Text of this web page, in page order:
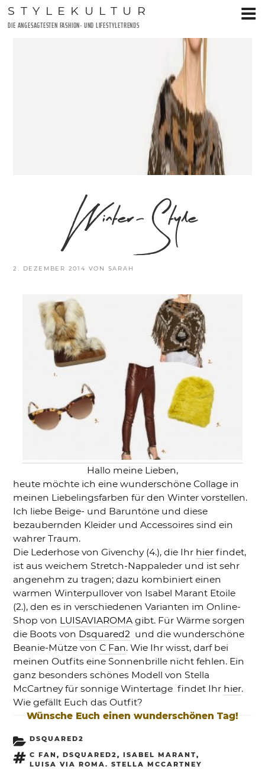
Zum
Inhalt
STYLEKULTUR
DIE ANGESAGTESTEN FASHION- UND LIFESTYLETRENDS
VERÖFFENTLICHT
2. DEZEMBER 2014 VON SARAH
Winter-Style
Hallo meine Lieben,
heute möchte ich eine wunderschöne Collage in
meinen Liebelingsfarben für den Winter vorstellen.
Ich liebe Beige- und Baruntöne und diese
bezaubernden Kleider und Accessoires sind ein
wahrer Traum.
Die Lederhose von Givenchy (4.), die Ihr hier findet,
ist aus weichem Stretch-Nappaleder und ist sehr
angenehm zu tragen; dazu kombiniert einen
warmen Winterpullover von Isabel Marant Etoile
(2.), den es in verschiedenen Varianten im Online-
Shop von LUISAVIAROMA gibt. Für Wärme sorgen
die Boots von Dsquared2 und die wunderschöne
Beanie-Mütze vonC Fan. Wie Ihr wisst, darf bei
meinen Outfits eine Sonnenbrille nicht fehlen. Ein
ganz besonders schönes Modell von Stella
McCartney für sonnige Wintertage findet Ihr hier.
Wie gefällt Euch das Outfit?
Wünsche Euch einen wunderschönen Tag!
KATEGORIEN
DSQUARED2
SCHLAGWÖRTER
C FAN , DSQUARED2, ISABEL MARANT,
LUISA VIA ROMA. STELLA MCCARTNEY